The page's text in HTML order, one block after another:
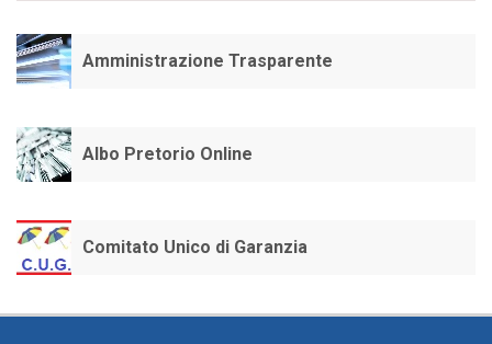
Amministrazione Trasparente
Albo Pretorio Online
Comitato Unico di Garanzia